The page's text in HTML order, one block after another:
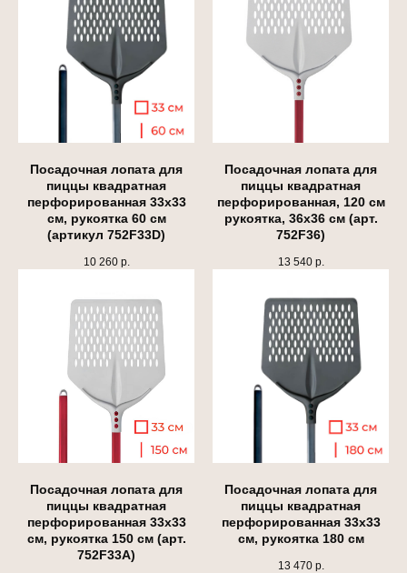
Посадочная лопата для
пиццы квадратная
перфорированная 33х33
см, рукоятка 60 см
(артикул 752F33D)
10 260 р.
Посадочная лопата для
пиццы квадратная
перфорированная, 120 см
рукоятка, 36х36 см (арт.
752F36)
13 540 р.
Посадочная лопата для
пиццы квадратная
перфорированная 33х33
см, рукоятка 150 см (арт.
752F33A)
Посадочная лопата для
пиццы квадратная
перфорированная 33х33
см, рукоятка 180 см
13 470 р.